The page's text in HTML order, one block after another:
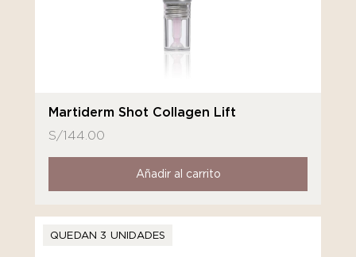
Martiderm Shot Collagen Lift
S/144.00
Añadir al carrito
QUEDAN 3 UNIDADES